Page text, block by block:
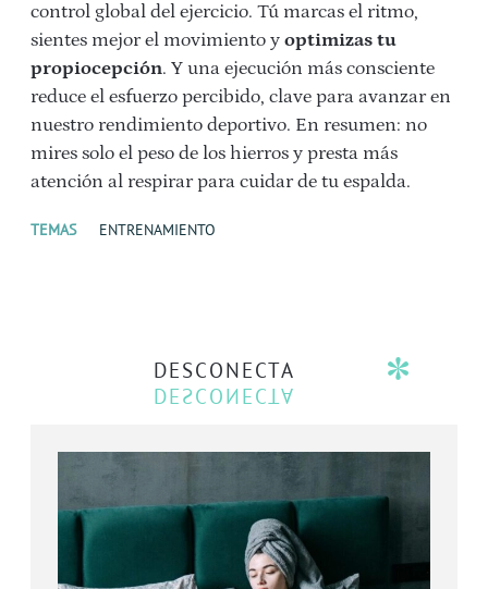
control global del ejercicio. Tú marcas el ritmo,
sientes mejor el movimiento y optimizas tu
propiocepción. Y una ejecución más consciente
reduce el esfuerzo percibido, clave para avanzar en
nuestro rendimiento deportivo. En resumen: no
mires solo el peso de los hierros y presta más
atención al respirar para cuidar de tu espalda.
TEMAS ENTRENAMIENTO
DESCONECTA